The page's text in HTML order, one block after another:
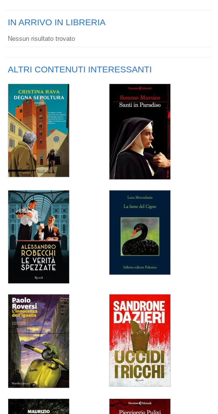
IN ARRIVO IN LIBRERIA
Nessun risultato trovato
ALTRI CONTENUTI INTERESSANTI